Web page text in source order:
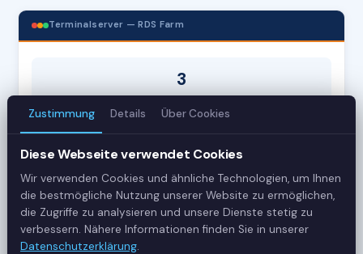
Terminalserver — RDS Farm
3
42
Healthy
Status
Zustimmung Details Über Cookies
Diese Webseite verwendet Cookies
Wir verwenden Cookies und ähnliche Technologien, um Ihnen
die bestmögliche Nutzung unserer Website zu ermöglichen,
die Zugriffe zu analysieren und unsere Dienste stetig zu
verbessern. Nähere Informationen finden Sie in unserer
Datenschutzerklärung.